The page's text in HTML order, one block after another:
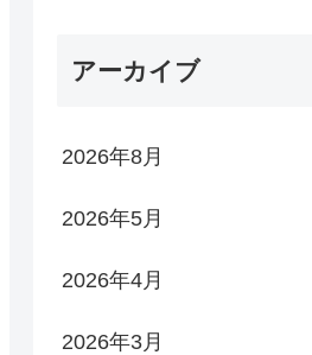
アーカイブ
2026年8月
2026年5月
2026年4月
2026年3月